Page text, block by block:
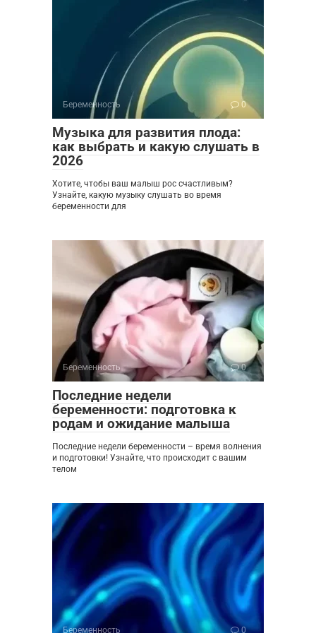
Беременность 0
Музыка для развития плода:
как выбрать и какую слушать в
2026
Хотите, чтобы ваш малыш рос счастливым?
Узнайте, какую музыку слушать во время
беременности для
Беременность 0
Последние недели
беременности: подготовка к
родам и ожидание малыша
Последние недели беременности – время волнения
и подготовки! Узнайте, что происходит с вашим
телом
Беременность 0